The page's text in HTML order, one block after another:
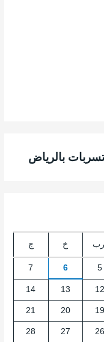
بالرياض
أرب خ ج
5
6
7
12
13
14
19
20
21
26
27
28